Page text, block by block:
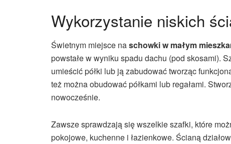
Wykorzystanie niskich
Świetnym miejsce naschowki w małym
powstałe w wyniku spadu dachu (pod skosami).
umieścić półki lub ją zabudować tworząc
też można obudować półkami lub regałami.
nowocześnie.
Zawsze sprawdzają się wszelkie szafki, które
pokojowe, kuchenne i łazienkowe. Ścianą